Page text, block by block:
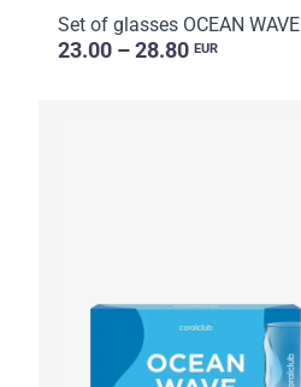
Set of glasses OCEAN WAVE
23.00 – 28.80 EUR